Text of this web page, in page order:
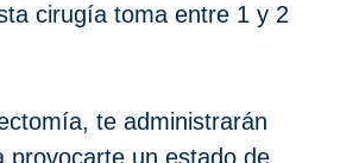
cirugía toma entre 1 y 2
te administrarán
provocarte un estado de